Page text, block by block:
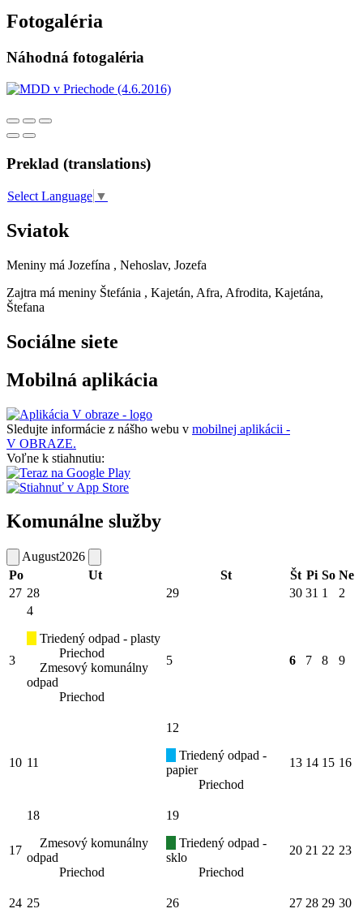
Fotogaléria
Náhodná fotogaléria
Preklad (translations)
Select Language ▼
Sviatok
Meniny má Jozefína , Nehoslav, Jozefa
Zajtra má meniny Štefánia , Kajetán, Afra, Afrodita, Kajetána,
Štefana
Sociálne siete
Mobilná aplikácia
Sledujte informácie z nášho webu v mobilnej aplikácii -
V OBRAZE.
Voľne k stiahnutiu:
Komunálne služby
August2026
Po
Ut St Št Pi So Ne
27 28 29 30 31 1 2
3
4
Triedený odpad - plasty
Priechod
Zmesový komunálny
odpad
Priechod
5 6 7 8 9
10 11
12
Triedený odpad -
papier
Priechod
13 14 15 16
17
18
Zmesový komunálny
odpad
Priechod
19
Triedený odpad -
sklo
Priechod
20 21 22 23
24 25 26 27 28 29 30